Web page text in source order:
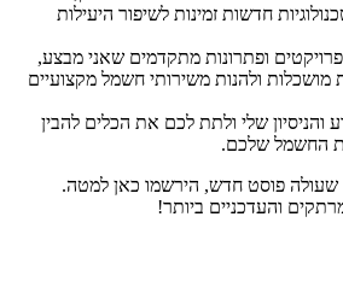
חדשות זמינות לשיפור היעילות
ופתרונות מתקדמים שאני מבצע,
מושכלות ולהנות משירותי חשמל מקצועיים
והניסיון שלי ולתת לכם את הכלים להבין
החשמל שלכם.
שעולה פוסט חדש, הירשמו כאן למטה.
והעדכניים ביותר!